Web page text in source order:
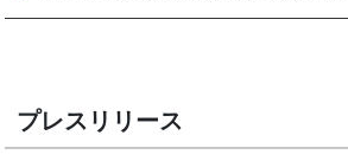
プレスリリース